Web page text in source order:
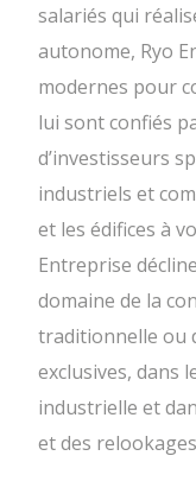
salariés qui
autonome, Ryo
modernes pour
lui sont confiés
d’investisseurs
industriels et
et les édifices à
Entreprise
domaine de la
traditionnelle ou
exclusives, dans
industrielle et
et des